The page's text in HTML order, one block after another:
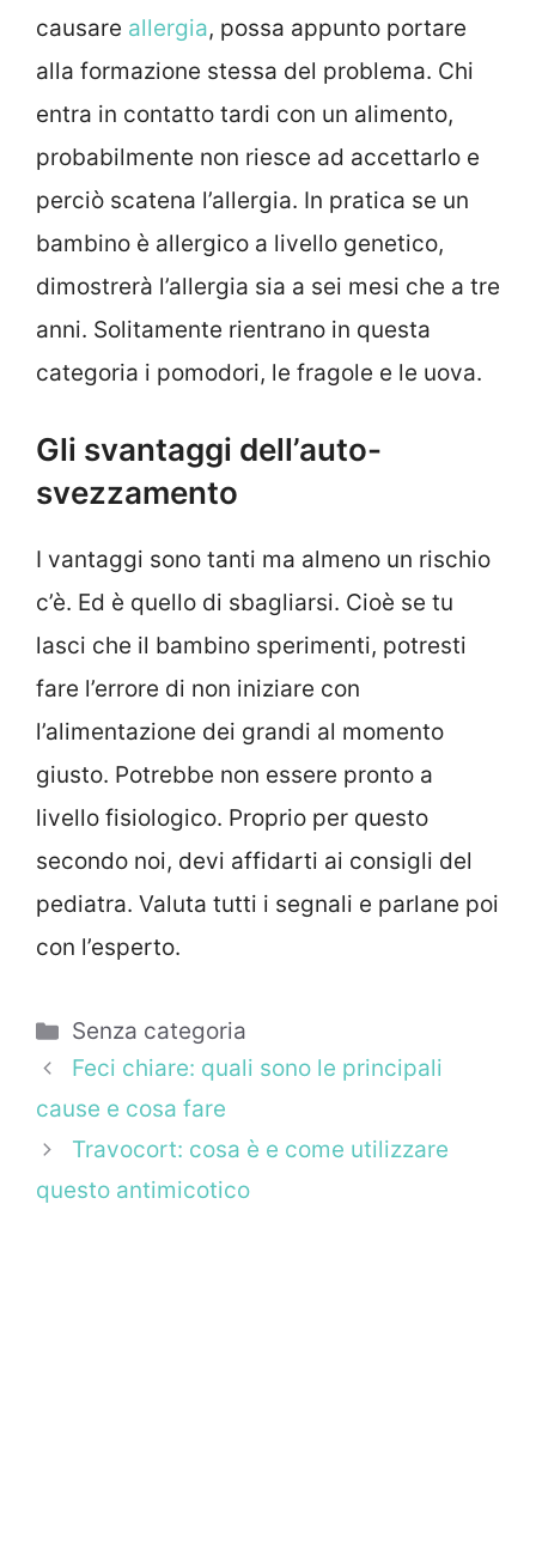
causare allergia, possa appunto portare
alla formazione stessa del problema. Chi
entra in contatto tardi con un alimento,
probabilmente non riesce ad accettarlo e
perciò scatena l’allergia. In pratica se un
bambino è allergico a livello genetico,
dimostrerà l’allergia sia a sei mesi che a tre
anni. Solitamente rientrano in questa
categoria i pomodori, le fragole e le uova.
Gli svantaggi dell’auto-
svezzamento
I vantaggi sono tanti ma almeno un rischio
c’è. Ed è quello di sbagliarsi. Cioè se tu
lasci che il bambino sperimenti, potresti
fare l’errore di non iniziare con
l’alimentazione dei grandi al momento
giusto. Potrebbe non essere pronto a
livello fisiologico. Proprio per questo
secondo noi, devi affidarti ai consigli del
pediatra. Valuta tutti i segnali e parlane poi
con l’esperto.
Categorie
Senza categoria
Feci chiare: quali sono le principali
cause e cosa fare
Travocort: cosa è e come utilizzare
questo antimicotico